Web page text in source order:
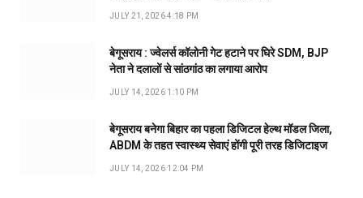
JULY 21, 2026 4:18 PM
बेगूसराय : ज्वेलर्स कॉलोनी गेट हटाने पर घिरे SDM, BJP
नेता ने दलालों से सांठगांठ का लगाया आरोप
JULY 14, 2026 1:10 PM
बेगूसराय बनेगा बिहार का पहला डिजिटल हेल्थ मॉडल जिला,
ABDM के तहत स्वास्थ्य सेवाएं होंगी पूरी तरह डिजिटाइज
JULY 14, 2026 12:04 PM